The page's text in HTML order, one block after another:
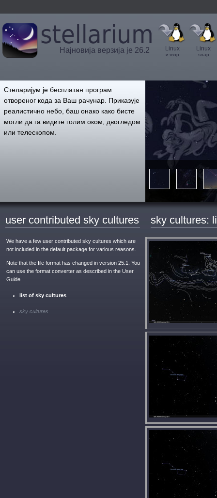
Најновија верзија је 26.2 Linux
извор
Linux
snap
Стеларијум је бесплатан програм
отвореног кода за Ваш рачунар. Приказује
реалистично небо, баш онако како бисте
могли да га видите голим оком, двогледом
или телескопом.
user contributed sky cultures
We have a few user contributed sky cultures which are
not included in the default package for various reasons.
Note that the file format has changed in version 25.1. You
can use the format converter as described in the User
Guide.
list of sky cultures
sky cultures
sky cultures: